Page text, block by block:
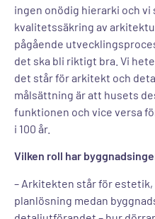
ingen onödig hierarki och
kvalitetssäkring av
pågående
det ska bli riktigt bra. Vi
det står för arkitekt och
målsättning är att husets
funktionen och vice versa
i 100 år.
Vilken roll har
– Arkitekten står för
planlösning medan